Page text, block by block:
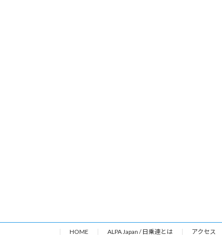
HOME ALPA Japan / 日乗連とは アクセス